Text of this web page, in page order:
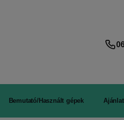
Bemutató/Használt gépek